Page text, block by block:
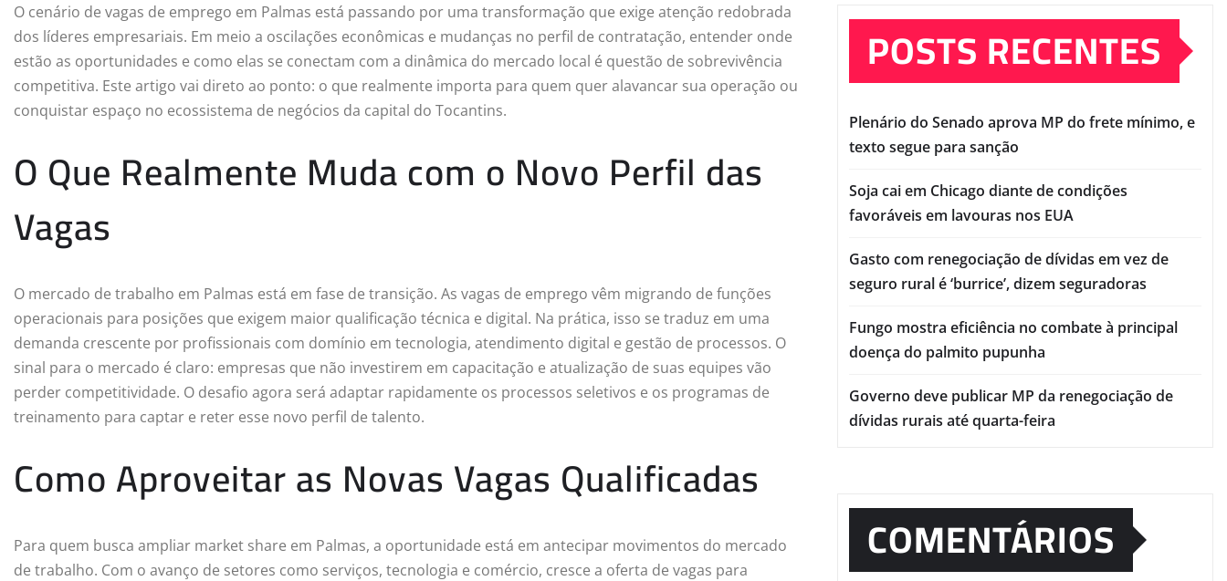
O cenário de vagas de emprego em Palmas está passando por uma transformação que exige atenção redobrada
dos líderes empresariais. Em meio a oscilações econômicas e mudanças no perfil de contratação, entender onde
estão as oportunidades e como elas se conectam com a dinâmica do mercado local é questão de sobrevivência
competitiva. Este artigo vai direto ao ponto: o que realmente importa para quem quer alavancar sua operação ou
conquistar espaço no ecossistema de negócios da capital do Tocantins.
O Que Realmente Muda com o Novo Perfil das
Vagas
O mercado de trabalho em Palmas está em fase de transição. As vagas de emprego vêm migrando de funções
operacionais para posições que exigem maior qualificação técnica e digital. Na prática, isso se traduz em uma
demanda crescente por profissionais com domínio em tecnologia, atendimento digital e gestão de processos. O
sinal para o mercado é claro: empresas que não investirem em capacitação e atualização de suas equipes vão
perder competitividade. O desafio agora será adaptar rapidamente os processos seletivos e os programas de
treinamento para captar e reter esse novo perfil de talento.
Como Aproveitar as Novas Vagas Qualificadas
Para quem busca ampliar market share em Palmas, a oportunidade está em antecipar movimentos do mercado
de trabalho. Com o avanço de setores como serviços, tecnologia e comércio, cresce a oferta de vagas para
POSTS RECENTES
Plenário do Senado aprova MP do frete mínimo, e
texto segue para sanção
Soja cai em Chicago diante de condições
favoráveis em lavouras nos EUA
Gasto com renegociação de dívidas em vez de
seguro rural é ‘burrice’, dizem seguradoras
Fungo mostra eficiência no combate à principal
doença do palmito pupunha
Governo deve publicar MP da renegociação de
dívidas rurais até quarta-feira
COMENTÁRIOS